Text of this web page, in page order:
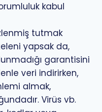
kabul
tutmak
yapsak da,
garantisini
veri indirirken,
almak,
Virüs vb.